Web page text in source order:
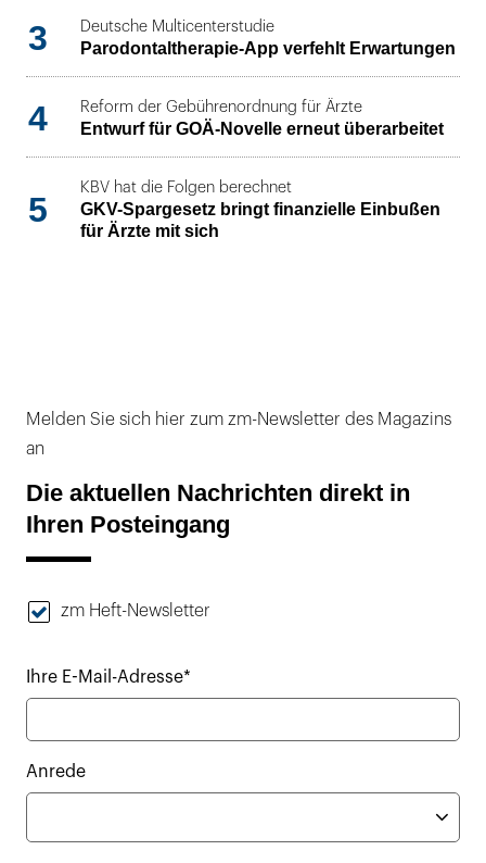
3 Deutsche Multicenterstudie
Parodontaltherapie-App verfehlt Erwartungen
4 Reform der Gebührenordnung für Ärzte
Entwurf für GOÄ-Novelle erneut überarbeitet
5
KBV hat die Folgen berechnet
GKV-Spargesetz bringt finanzielle Einbußen
für Ärzte mit sich
Melden Sie sich hier zum zm-Newsletter des Magazins
an
Die aktuellen Nachrichten direkt in
Ihren Posteingang
zm Heft-Newsletter
Ihre E-Mail-Adresse*
Anrede